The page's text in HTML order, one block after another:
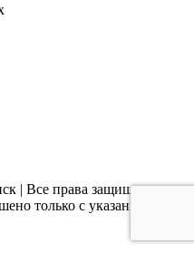
| Все права защищены
только с указанием